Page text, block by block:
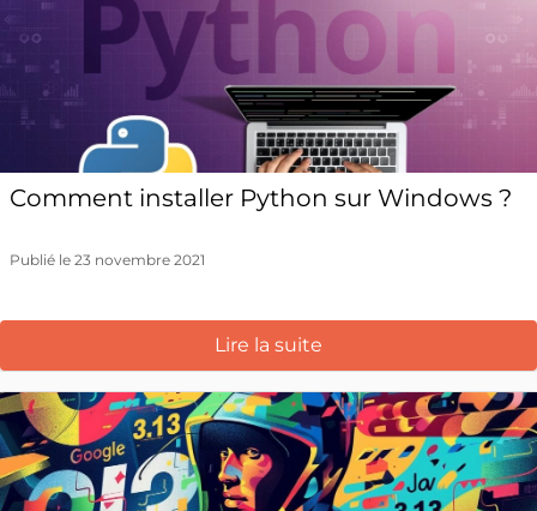
Comment installer Python sur Windows ?
Publié le 23 novembre 2021
Lire la suite